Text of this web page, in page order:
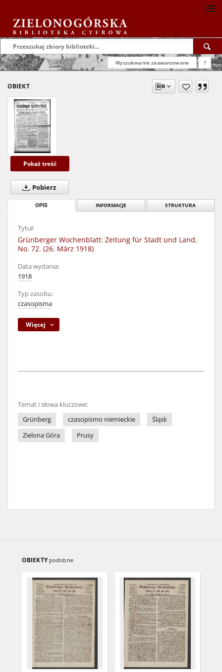
Wyszukiwanie zaawansowane ?
OBIEKT
Pokaż treść
Pobierz
OPIS INFORMACJE STRUKTURA
Tytuł:
Grünberger Wochenblatt: Zeitung für Stadt und Land,
No. 72. (26. März 1918)
Data wydania:
1918
Typ zasobu:
czasopisma
Więcej
Temat i słowa kluczowe:
Grünberg
czasopismo niemieckie
Śląsk
Zielona Góra
Prusy
OBIEKTY podobne